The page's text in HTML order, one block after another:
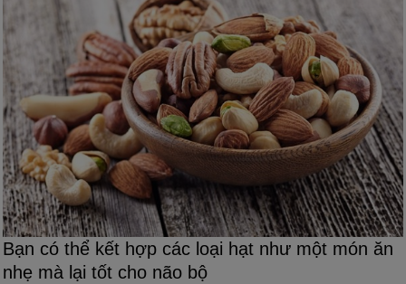
Bạn có thể kết hợp các loại hạt như một món ăn
nhẹ mà lại tốt cho não bộ